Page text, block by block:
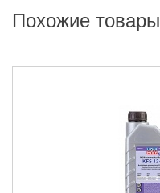
Похожие товары